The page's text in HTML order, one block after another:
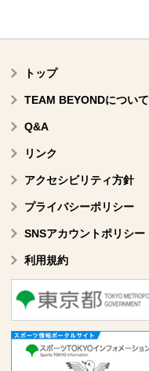
トップ
TEAM BEYONDについて
Q&A
リンク
アクセシビリティ方針
プライバシーポリシー
SNSアカウントポリシー
利用規約